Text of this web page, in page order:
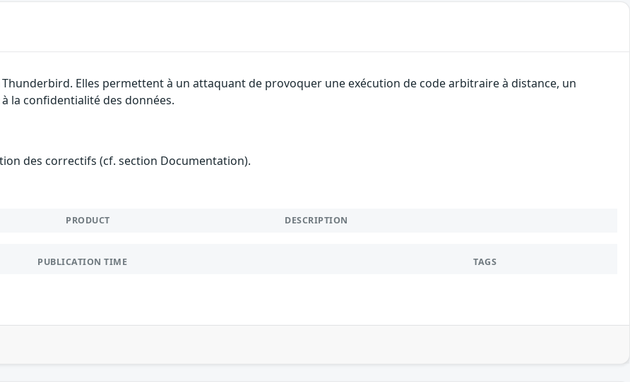
Elles permettent à un attaquant de provoquer une exécution de code arbitraire à distance, un
la confidentialité des données.
des correctifs (cf. section Documentation).
PRODUCT DESCRIPTION
PUBLICATION TIME TAGS